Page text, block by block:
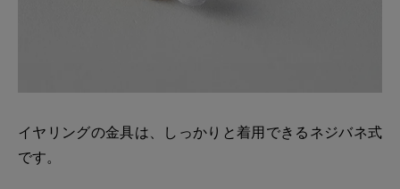
イヤリングの金具は、しっかりと着用できるネジバネ式
です。